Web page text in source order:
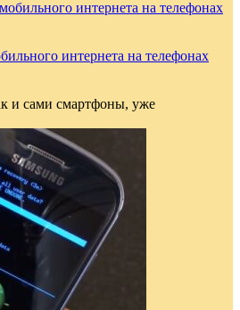
интернета на телефонах
и сами смартфоны, уже